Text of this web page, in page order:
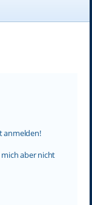
anmelden!
aber nicht